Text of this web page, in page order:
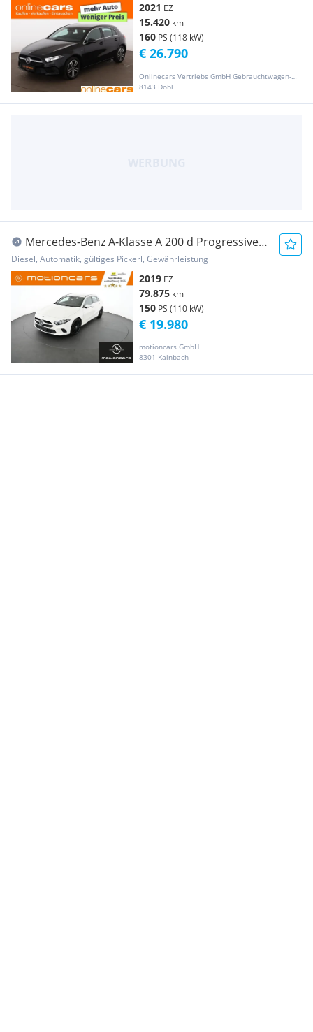
2021 EZ
15.420 km
160 PS (118 kW)
Onlinecars Vertriebs GmbH Gebrauchtwagen-Outlet  Werkstätte  Spenglerei  Lackiererei
8143 Dobl
€ 26.790
Mercedes-Benz A-Klasse A 200 d Progressive
Pickerl NEU
Diesel, Automatik, gültiges Pickerl, Gewährleistung
2019 EZ
79.875 km
150 PS (110 kW)
motioncars GmbH
8301 Kainbach
€ 19.980